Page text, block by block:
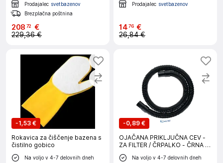
Prodajalec svetbazenov
Brezplačna poštnina
208 72 €
229,36 €
Prodajalec svetbazenov
1476 €
26,84 €
-1,53 €
Rokavica za čiščenje bazena s
čistilno gobico
Na voljo v 4-7 delovnih dneh
-0,89 €
OJAČANA PRIKLJUČNA CEV -
ZA FILTER / ČRPALKO - ČRNA -
Ø 38 mm - 0.9 m
Na voljo v 4-7 delovnih dneh